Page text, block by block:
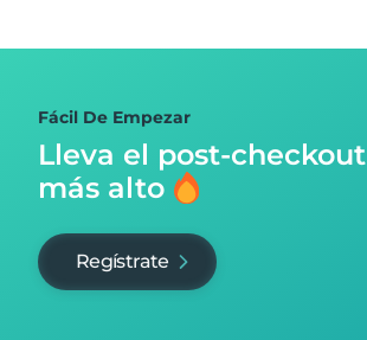
Fácil De Empezar
Lleva el post-checkout
más alto
Regístrate